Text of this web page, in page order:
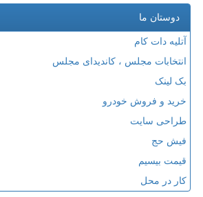
دوستان ما
آتلیه دات کام
انتخابات مجلس ، کاندیدای مجلس
بک لینک
خرید و فروش خودرو
طراحی سایت
فیش حج
قیمت بیسیم
کار در محل